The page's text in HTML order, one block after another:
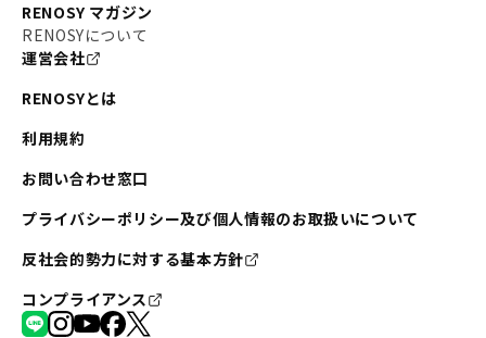
RENOSY マガジン
RENOSYについて
運営会社
RENOSYとは
利用規約
お問い合わせ窓口
プライバシーポリシー及び個人情報のお取扱いについて
反社会的勢力に対する基本方針
コンプライアンス